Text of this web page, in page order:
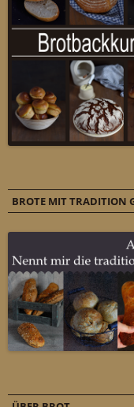
BROTE MIT TRADITION